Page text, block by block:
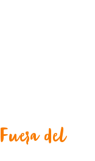
Fuera del